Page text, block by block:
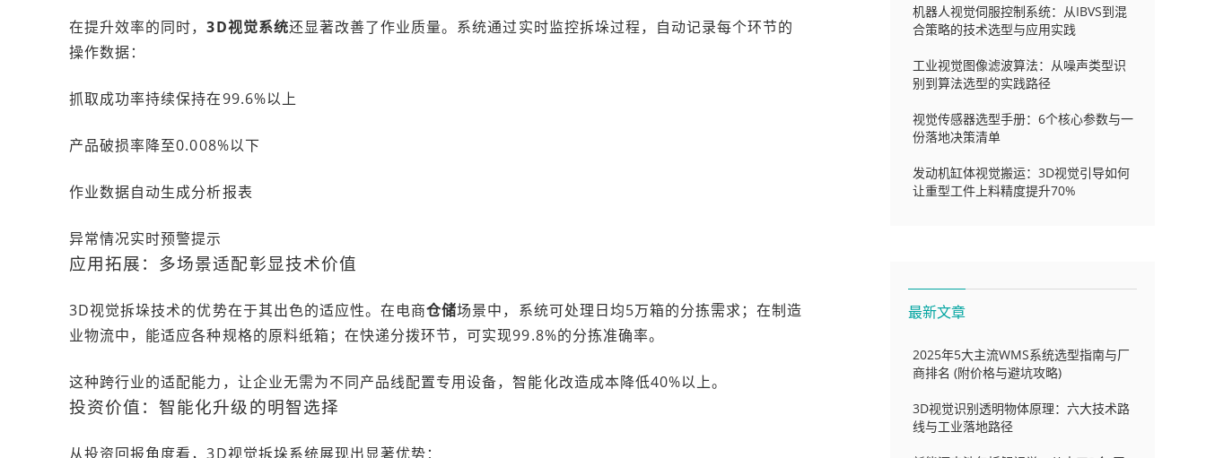
在提升效率的同时，3D视觉系统还显著改善了作业质量。系统通过实时监控拆垛过程，自动记录每个环节的
操作数据：
抓取成功率持续保持在99.6%以上
产品破损率降至0.008%以下
作业数据自动生成分析报表
异常情况实时预警提示
应用拓展：多场景适配彰显技术价值
3D视觉拆垛技术的优势在于其出色的适应性。在电商仓储场景中，系统可处理日均5万箱的分拣需求；在制造
业物流中，能适应各种规格的原料纸箱；在快递分拨环节，可实现99.8%的分拣准确率。
这种跨行业的适配能力，让企业无需为不同产品线配置专用设备，智能化改造成本降低40%以上。
投资价值：智能化升级的明智选择
从投资回报角度看，3D视觉拆垛系统展现出显著优势：
机器人视觉伺服控制系统：从IBVS到混
合策略的技术选型与应用实践
工业视觉图像滤波算法：从噪声类型识
别到算法选型的实践路径
视觉传感器选型手册：6个核心参数与一
份落地决策清单
发动机缸体视觉搬运：3D视觉引导如何
让重型工件上料精度提升70%
最新文章
2025年5大主流WMS系统选型指南与厂
商排名 (附价格与避坑攻略)
3D视觉识别透明物体原理：六大技术路
线与工业落地路径